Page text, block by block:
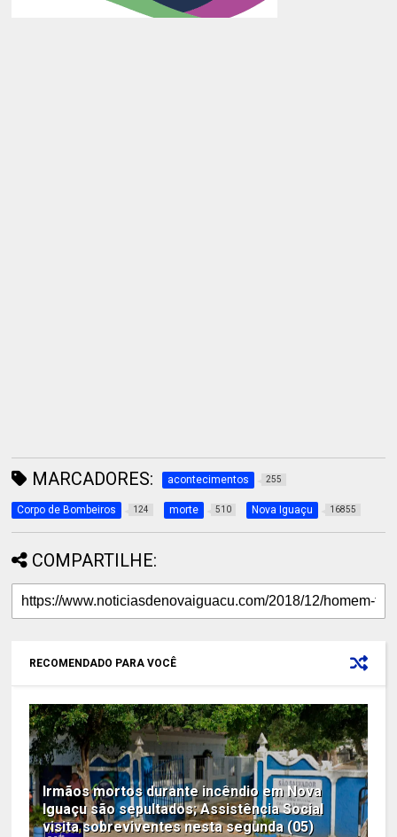
MARCADORES: acontecimentos 255
Corpo de Bombeiros 124 morte 510 Nova Iguaçu 16855
COMPARTILHE:
RECOMENDADO PARA VOCÊ
Irmãos mortos durante incêndio em Nova
Iguaçu são sepultados; Assistência Social
visita sobreviventes nesta segunda (05)